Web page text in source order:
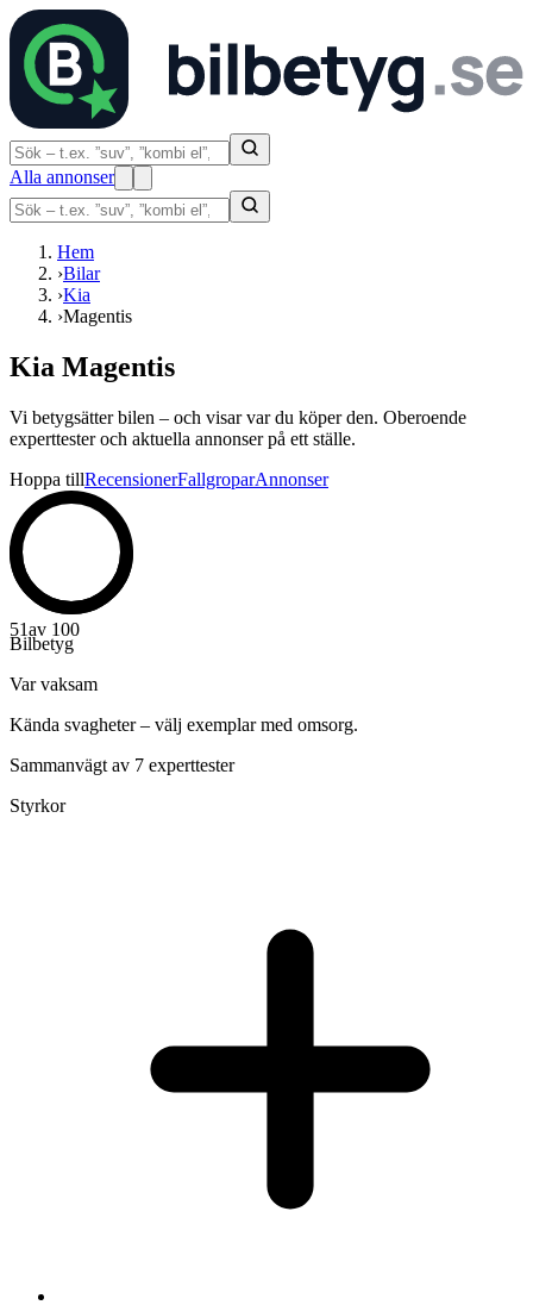
Alla annonser
Hem
›Bilar
›Kia
›Magentis
Kia Magentis
Vi betygsätter bilen – och visar var du köper den. Oberoende
experttester och aktuella annonser på ett ställe.
Hoppa tillRecensionerFallgroparAnnonser
51av 100
Bilbetyg
Var vaksam
Kända svagheter – välj exemplar med omsorg.
Sammanvägt av 7 experttester
Styrkor